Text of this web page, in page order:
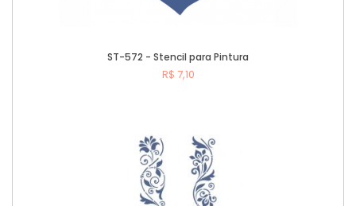
ST-572 - Stencil para Pintura
R$ 7,10